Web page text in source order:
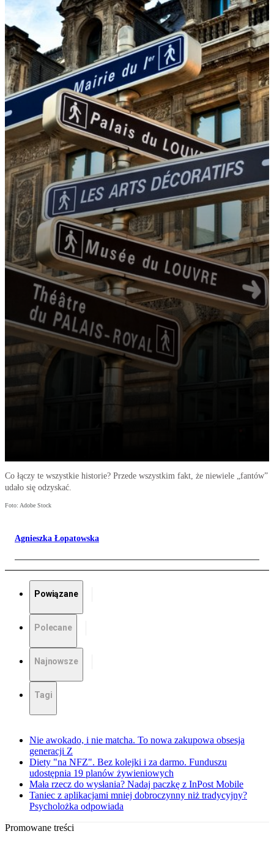
Co łączy te wszystkie historie? Przede wszystkim fakt, że niewiele „fantów”
udało się odzyskać.
Foto: Adobe Stock
Agnieszka Łopatowska
Powiązane
Polecane
Najnowsze
Tagi
Nie awokado, i nie matcha. To nowa zakupowa obsesja
generacji Z
Diety "na NFZ". Bez kolejki i za darmo. Funduszu
udostępnia 19 planów żywieniowych
Mała rzecz do wysłania? Nadaj paczkę z InPost Mobile
Taniec z aplikacjami mniej dobroczynny niż tradycyjny?
Psycholożka odpowiada
Promowane treści